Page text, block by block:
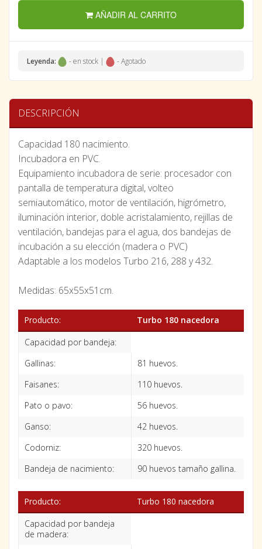
AÑADIR AL CARRITO
Leyenda: - en stock | - Agotado
DESCRIPCIÓN
Capacidad 180 nacimiento.
Incubadora en PVC.
Equipamiento incubadora de serie: procesador con
pantalla de temperatura digital, volteo
semiautomático, motor de ventilación, higrómetro,
iluminación interior, doble acristalamiento, rejillas de
ventilación, bandejas para el agua, dos bandejas de
incubación a su elección (madera o PVC)
Adaptable a los modelos Turbo 216, 288 y 432.
Medidas: 65x55x51cm.
Producto:
Turbo 180 nacedora
Capacidad por bandeja:
Gallinas:
81 huevos.
Faisanes:
110 huevos.
Pato o pavo:
56 huevos.
Ganso:
42 huevos.
Codorniz:
320 huevos.
Bandeja de nacimiento:
90 huevos tamaño gallina.
Producto:
Turbo 180 nacedora
Capacidad por bandeja
de madera: